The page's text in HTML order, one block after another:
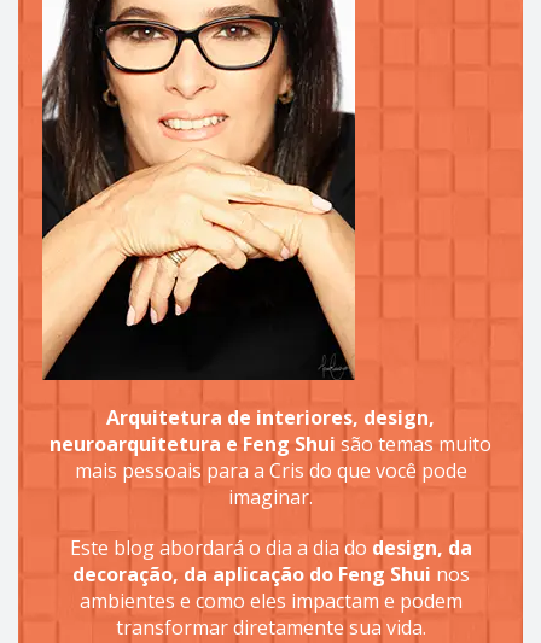
Arquitetura de interiores, design,
neuroarquitetura e Feng Shui são temas muito
mais pessoais para a Cris do que você pode
imaginar.
Este blog abordará o dia a dia do design, da
decoração, da aplicação do Feng Shui nos
ambientes e como eles impactam e podem
transformar diretamente sua vida.